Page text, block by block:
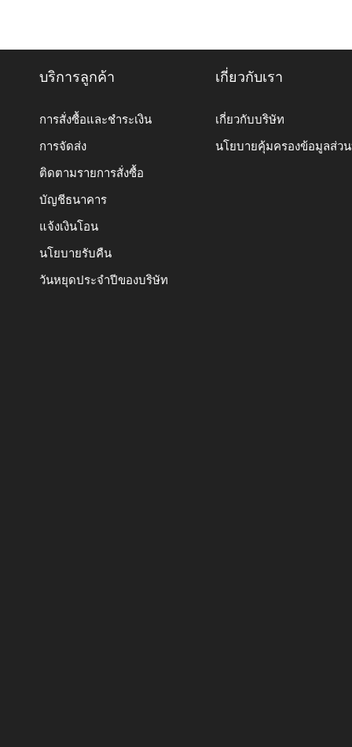
บริการลูกค้า
การสั่งซื้อและชำระเงิน
การจัดส่ง
ติดตามรายการสั่งซื้อ
บัญชีธนาคาร
แจ้งเงินโอน
นโยบายรับคืน
วันหยุดประจำปีของบริษัท
เกี่ยวกับเรา
เกี่ยวกับบริษัท
นโยบายคุ้มครองข้อมูลส่ว